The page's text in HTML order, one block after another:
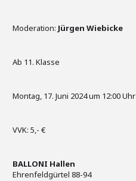
Moderation: Jürgen Wiebicke
Ab 11. Klasse
Montag, 17. Juni 2024 um 12:00 Uhr
VVK: 5,- €
BALLONI Hallen
Ehrenfeldgürtel 88-94